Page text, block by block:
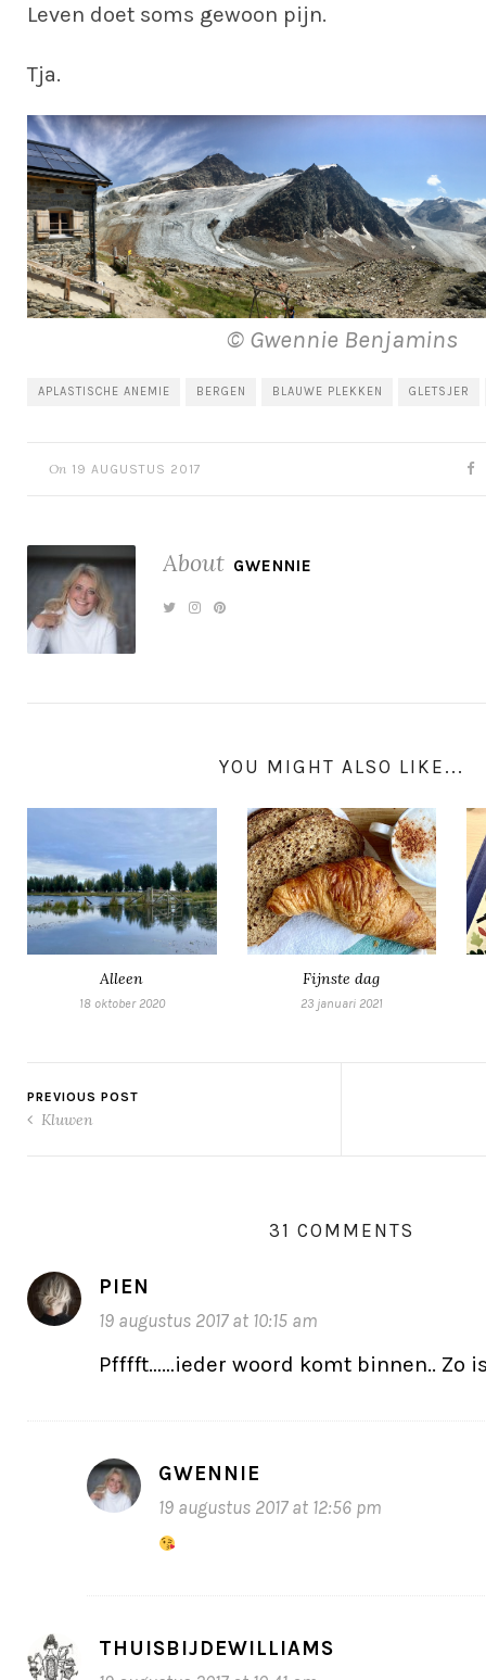
Leven doet soms gewoon pijn.
Tja.
© Gwennie Benjamins
APLASTISCHE ANEMIE BERGEN BLAUWE PLEKKEN GLETSJER
On 19 AUGUSTUS 2017
About GWENNIE
YOU MIGHT ALSO LIKE...
Alleen
18 oktober 2020
Fijnste dag
23 januari 2021
PREVIOUS POST
Kluwen
31 COMMENTS
PIEN
19 augustus 2017 at 10:15 am
Pfffft……ieder woord komt binnen.. Zo
GWENNIE
19 augustus 2017 at 12:56 pm
THUISBIJDEWILLIAMS